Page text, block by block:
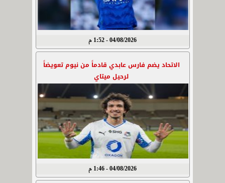
04/08/2026 - 1:52 م
الاتحاد يضم فارس عابدي قادماً من نيوم تعويضاً
لرحيل ميتاي
04/08/2026 - 1:46 م